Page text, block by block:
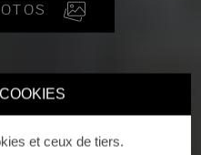
et ceux de tiers.